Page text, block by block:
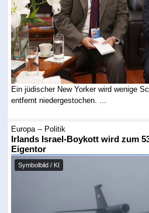
Ein jüdischer New Yorker wird wenige
entfernt niedergestochen. ...
Europa -- Politik
Irlands Israel-Boykott wird zum
Eigentor
Symbolbild / KI